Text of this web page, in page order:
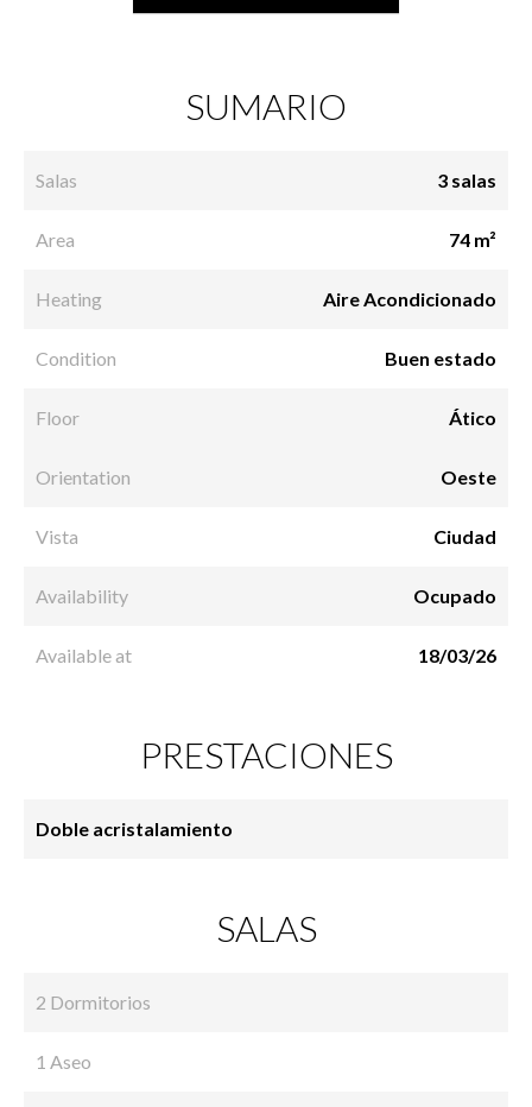
SUMARIO
Salas 3 salas
Area 74 m²
Heating Aire Acondicionado
Condition Buen estado
Floor Ático
Orientation Oeste
Vista Ciudad
Availability Ocupado
Available at 18/03/26
PRESTACIONES
Doble acristalamiento
SALAS
2 Dormitorios
1 Aseo